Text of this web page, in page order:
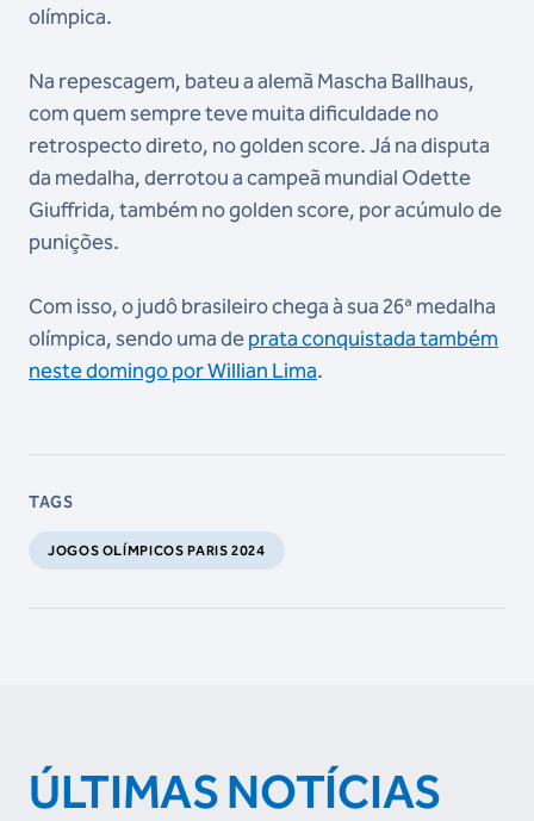
olímpica.
Na repescagem, bateu a alemã Mascha Ballhaus,
com quem sempre teve muita dificuldade no
retrospecto direto, no golden score. Já na disputa
da medalha, derrotou a campeã mundial Odette
Giuffrida, também no golden score, por acúmulo de
punições.
Com isso, o judô brasileiro chega à sua 26ª medalha
olímpica, sendo uma deprata conquistada também
neste domingo por Willian Lima.
TAGS
JOGOS OLÍMPICOS PARIS 2024
ÚLTIMAS NOTÍCIAS